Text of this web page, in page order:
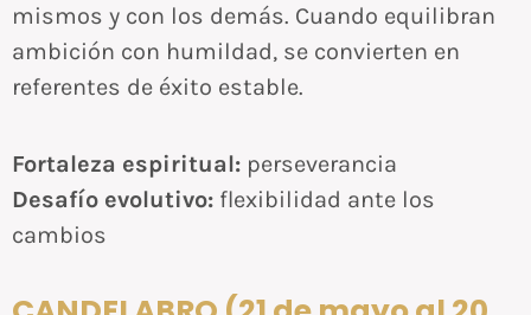
mismos y con los demás. Cuando equilibran
ambición con humildad, se convierten en
referentes de éxito estable.
Fortaleza espiritual: perseverancia
Desafío evolutivo: flexibilidad ante los
cambios